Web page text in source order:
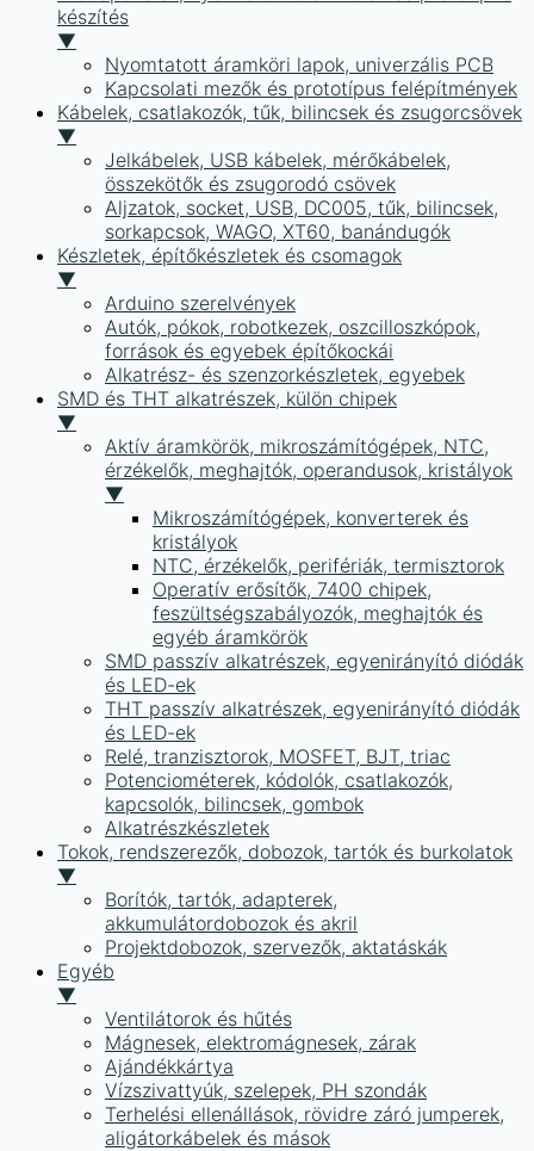
készítés
▼
Nyomtatott áramköri lapok, univerzális PCB
Kapcsolati mezők és prototípus felépítmények
Kábelek, csatlakozók, tűk, bilincsek és zsugorcsövek
▼
Jelkábelek, USB kábelek, mérőkábelek,
összekötők és zsugorodó csövek
Aljzatok, socket, USB, DC005, tűk, bilincsek,
sorkapcsok, WAGO, XT60, banándugók
Készletek, építőkészletek és csomagok
▼
Arduino szerelvények
Autók, pókok, robotkezek, oszcilloszkópok,
források és egyebek építőkockái
Alkatrész- és szenzorkészletek, egyebek
SMD és THT alkatrészek, külön chipek
▼
Aktív áramkörök, mikroszámítógépek, NTC,
érzékelők, meghajtók, operandusok, kristályok
▼
Mikroszámítógépek, konverterek és
kristályok
NTC, érzékelők, perifériák, termisztorok
Operatív erősítők, 7400 chipek,
feszültségszabályozók, meghajtók és
egyéb áramkörök
SMD passzív alkatrészek, egyenirányító diódák
és LED-ek
THT passzív alkatrészek, egyenirányító diódák
és LED-ek
Relé, tranzisztorok, MOSFET, BJT, triac
Potenciométerek, kódolók, csatlakozók,
kapcsolók, bilincsek, gombok
Alkatrészkészletek
Tokok, rendszerezők, dobozok, tartók és burkolatok
▼
Borítók, tartók, adapterek,
akkumulátordobozok és akril
Projektdobozok, szervezők, aktatáskák
Egyéb
▼
Ventilátorok és hűtés
Mágnesek, elektromágnesek, zárak
Ajándékkártya
Vízszivattyúk, szelepek, PH szondák
Terhelési ellenállások, rövidre záró jumperek,
aligátorkábelek és mások